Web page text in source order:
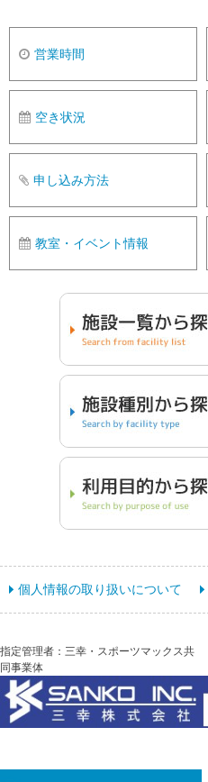
営業時間
空き状況
申し込み方法
教室・イベント情報
個人情報の取り扱いについて
指定管理者：三幸・スポーツマックス共
同事業体